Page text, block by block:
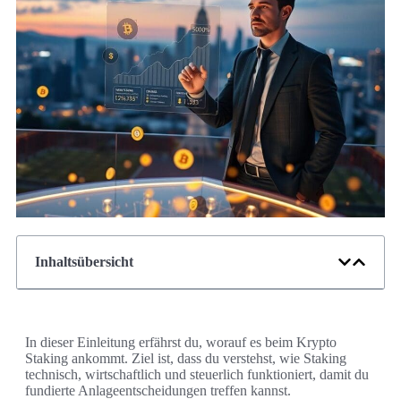
Inhaltsübersicht
In dieser Einleitung erfährst du, worauf es beim Krypto
Staking ankommt. Ziel ist, dass du verstehst, wie Staking
technisch, wirtschaftlich und steuerlich funktioniert, damit du
fundierte Anlageentscheidungen treffen kannst.